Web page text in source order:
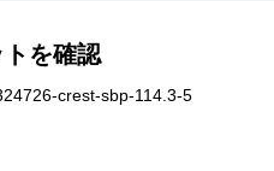
を確認
crest-sbp-114.3-5